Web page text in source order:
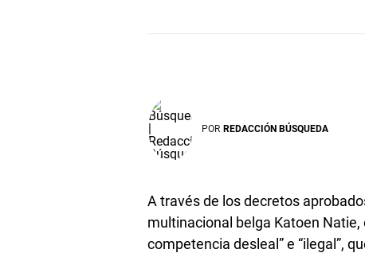
POR REDACCIÓN BÚSQUEDA
A través de los decretos
multinacional belga Katoen
competencia desleal” e “ilegal”,